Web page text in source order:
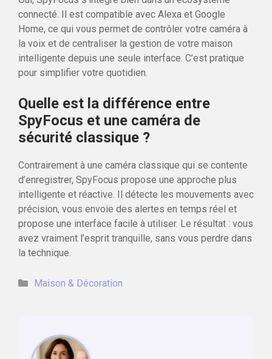
connecté. Il est compatible avec Alexa et Google
Home, ce qui vous permet de contrôler votre caméra à
la voix et de centraliser la gestion de votre maison
intelligente depuis une seule interface. C’est pratique
pour simplifier votre quotidien.
Quelle est la différence entre
SpyFocus et une caméra de
sécurité classique ?
Contrairement à une caméra classique qui se contente
d’enregistrer, SpyFocus propose une approche plus
intelligente et réactive. Il détecte les mouvements avec
précision, vous envoie des alertes en temps réel et
propose une interface facile à utiliser. Le résultat : vous
avez vraiment l’esprit tranquille, sans vous perdre dans
la technique.
Catégories
Maison & Décoration